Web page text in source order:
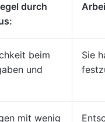
durch
beim
und
Sie
mit wenig